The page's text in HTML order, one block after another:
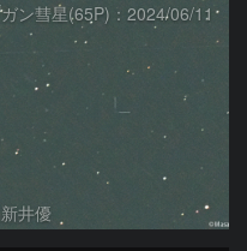
ガン彗星(65P)：2024/06/11
新井優